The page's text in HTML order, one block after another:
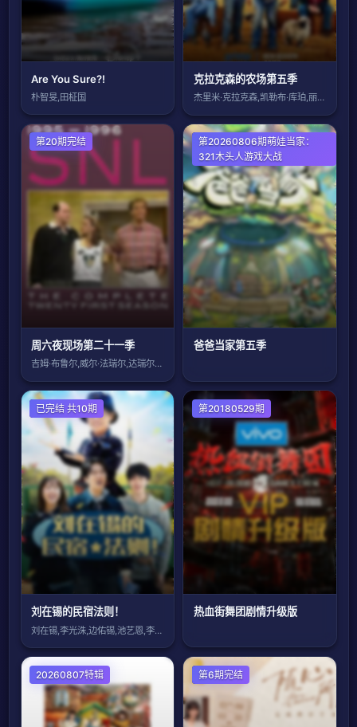
Are You Sure?!
朴智旻,田柾国
克拉克森的农场第五季
杰里米·克拉克森,凯勒布·库珀,丽莎·霍
欧美综艺
第20期完结
周六夜现场第二十一季
吉姆·布鲁尔,威尔·法瑞尔,达瑞尔·哈蒙
大陆综艺
第20260806期萌娃当家：
321木头人游戏大战
爸爸当家第五季
日韩综艺
已完结 共10期
刘在锡的民宿法则！
刘在锡,李光洙,边佑锡,池艺恩,李孝利,
第20180529期
热血街舞团剧情升级版
20260807特辑 大陆综艺
第6期完结